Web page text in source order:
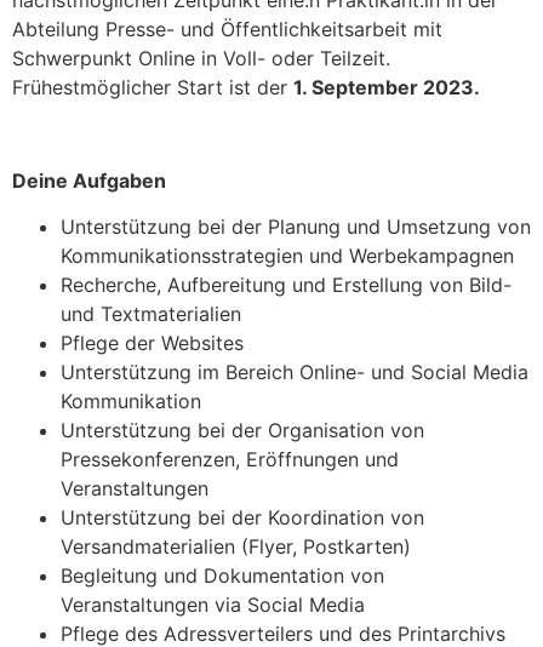
Abteilung Presse- und Öffentlichkeitsarbeit mit
Schwerpunkt Online in Voll- oder Teilzeit.
Frühestmöglicher Start ist der 1. September 2023.
Deine Aufgaben
Unterstützung bei der Planung und Umsetzung von
Kommunikationsstrategien und Werbekampagnen
Recherche, Aufbereitung und Erstellung von Bild-
und Textmaterialien
Pflege der Websites
Unterstützung im Bereich Online- und Social Media
Kommunikation
Unterstützung bei der Organisation von
Pressekonferenzen, Eröffnungen und
Veranstaltungen
Unterstützung bei der Koordination von
Versandmaterialien (Flyer, Postkarten)
Begleitung und Dokumentation von
Veranstaltungen via Social Media
Pflege des Adressverteilers und des Printarchivs